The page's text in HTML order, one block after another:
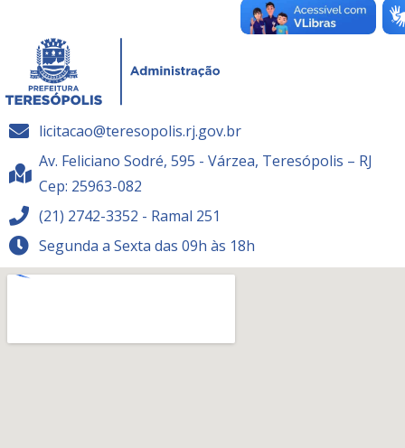
licitacao@teresopolis.rj.gov.br
Av. Feliciano Sodré, 595 - Várzea, Teresópolis – RJ
Cep: 25963-082
(21) 2742-3352 - Ramal 251
Segunda a Sexta das 09h às 18h